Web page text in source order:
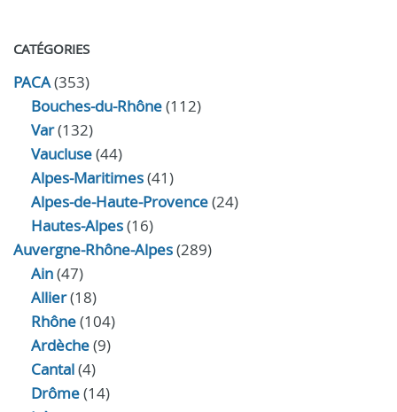
CATÉGORIES
PACA(353)
Bouches-du-Rhône(112)
Var(132)
Vaucluse(44)
Alpes-Maritimes(41)
Alpes-de-Haute-Provence(24)
Hautes-Alpes(16)
Auvergne-Rhône-Alpes(289)
Ain(47)
Allier(18)
Rhône(104)
Ardèche(9)
Cantal(4)
Drôme(14)